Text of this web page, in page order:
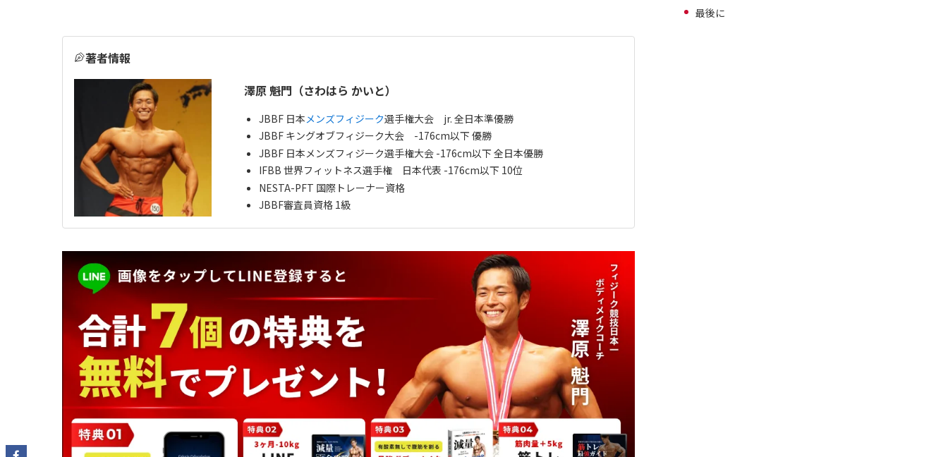
著者情報
澤原 魁門（さわはら かいと）
JBBF 日本 メンズフィジーク選手権大会 jr. 全日本準優勝
JBBF キングオブフィジーク大会 -176cm以下 優勝
JBBF 日本メンズフィジーク選手権大会 -176cm以下 全日本優勝
IFBB 世界フィットネス選手権 日本代表 -176cm以下 10位
NESTA-PFT 国際トレーナー資格
JBBF審査員資格 1級
最後に